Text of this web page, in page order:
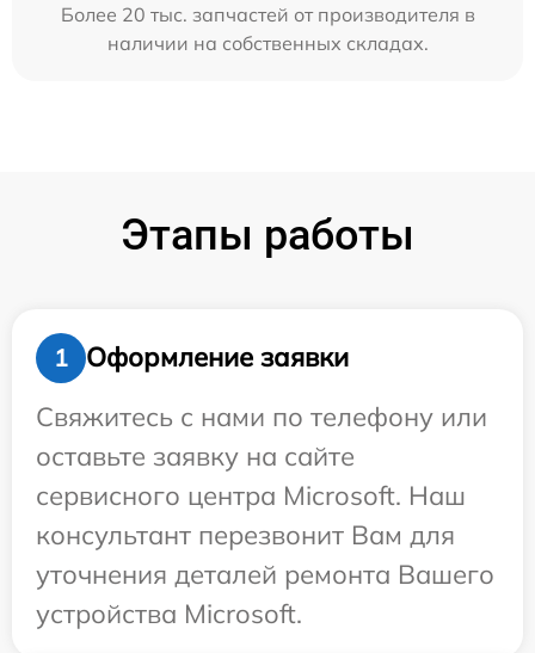
Более 20 тыс. запчастей от производителя в
наличии на собственных складах.
Этапы работы
1
Оформление заявки
Свяжитесь с нами по телефону или
оставьте заявку на сайте
сервисного центра Microsoft. Наш
консультант перезвонит Вам для
уточнения деталей ремонта Вашего
устройства Microsoft.